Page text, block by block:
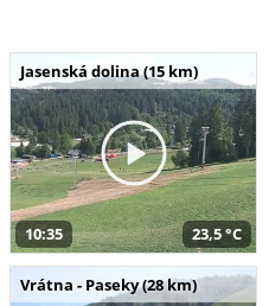
Jasenská dolina (15 km)
10:35 23,5 °C
Vrátna - Paseky (28 km)